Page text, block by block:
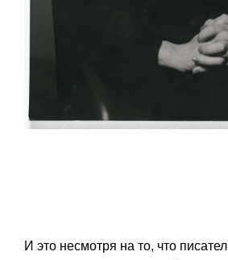
И это несмотря на то, что